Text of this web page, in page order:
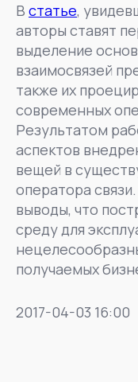
В статье,
авторы ставят
выделение
взаимосвязей
также их
современных
Результатом
аспектов
вещей в
оператора
выводы, что
среду для
получаемых
2017-04-03 16:00